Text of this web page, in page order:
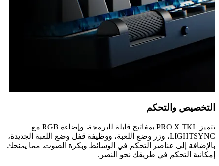
التخصيص والتحكم
تتميز PRO X TKL بمفاتيح قابلة للبرمجة، وإضاءة RGB مع
LIGHTSYNC، وزر وضع اللعبة، ووظيفة قفل وضع اللعبة الجديدة،
بالإضافة إلى عناصر التحكم في الوسائط وبكرة الصوت. مما يمنحك
إمكانية التحكم في طريقك نحو النصر.